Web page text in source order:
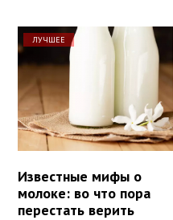
ЛУЧШЕЕ
Известные мифы о
молоке: во что пора
перестать верить